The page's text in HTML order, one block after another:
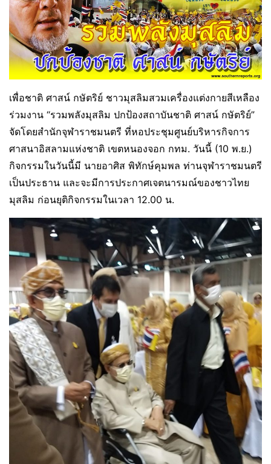
เพื่อชาติ ศาสน์ กษัตริย์ ชาวมุสลิมสวมเครื่องแต่งกายสีเหลือง
ร่วมงาน “รวมพลังมุสลิม ปกป้องสถาบันชาติ ศาสน์ กษัตริย์”
จัดโดยสำนักจุฬาราชมนตรี ที่หอประชุมศูนย์บริหารกิจการ
ศาสนาอิสลามแห่งชาติ เขตหนองจอก กทม. วันนี้ (10 พ.ย.)
กิจกรรมในวันนี้มี นายอาศิส พิทักษ์คุมพล ท่านจุฬาราชมนตรี
เป็นประธาน และจะมีการประกาศเจตนารมณ์ของชาวไทย
มุสลิม ก่อนยุติกิจกรรมในเวลา 12.00 น.